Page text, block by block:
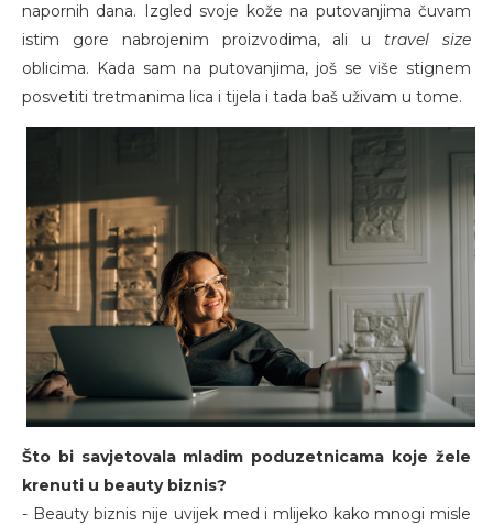
napornih dana. Izgled svoje kože na putovanjima čuvam
istim gore nabrojenim proizvodima, ali u travel size
oblicima. Kada sam na putovanjima, još se više stignem
posvetiti tretmanima lica i tijela i tada baš uživam u tome.
Što bi savjetovala mladim poduzetnicama koje žele
krenuti u beauty biznis?
- Beauty biznis nije uvijek med i mlijeko kako mnogi misle